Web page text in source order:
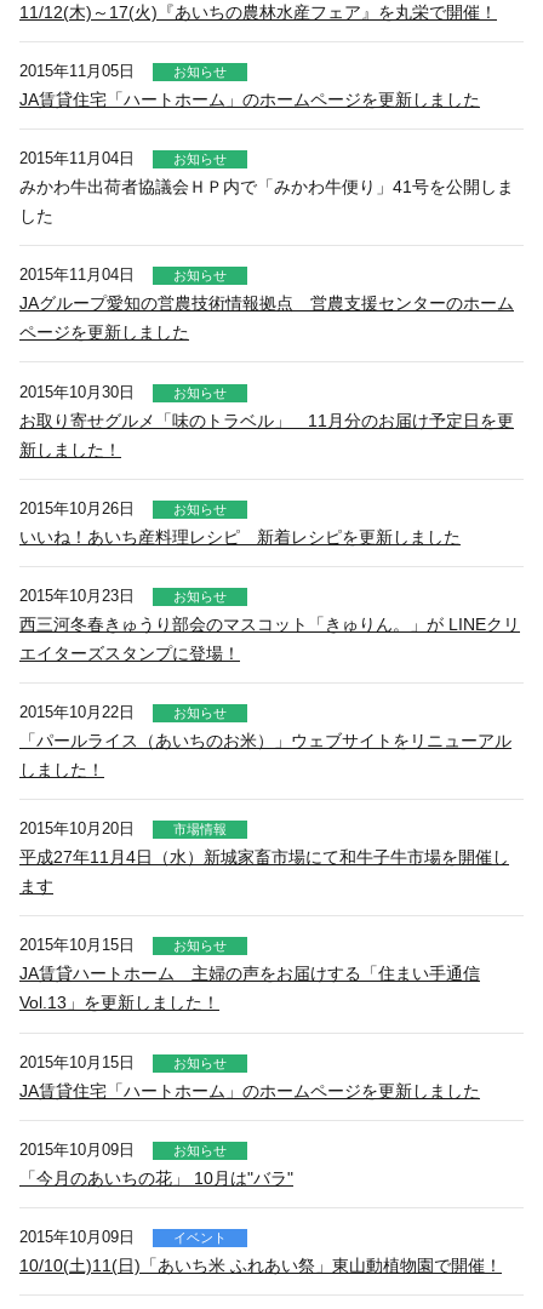
11/12(木)～17(火)『あいちの農林水産フェア』を丸栄で開催！
2015年11月05日 お知らせ
JA賃貸住宅「ハートホーム」のホームページを更新しました
2015年11月04日 お知らせ
みかわ牛出荷者協議会ＨＰ内で「みかわ牛便り」41号を公開しま
した
2015年11月04日 お知らせ
JAグループ愛知の営農技術情報拠点 営農支援センターのホーム
ページを更新しました
2015年10月30日 お知らせ
お取り寄せグルメ「味のトラベル」 11月分のお届け予定日を更
新しました！
2015年10月26日 お知らせ
いいね！あいち産料理レシピ 新着レシピを更新しました
2015年10月23日 お知らせ
西三河冬春きゅうり部会のマスコット「きゅりん。」が LINEクリ
エイターズスタンプに登場！
2015年10月22日 お知らせ
「パールライス（あいちのお米）」ウェブサイトをリニューアル
しました！
2015年10月20日 市場情報
平成27年11月4日（水）新城家畜市場にて和牛子牛市場を開催し
ます
2015年10月15日 お知らせ
JA賃貸ハートホーム 主婦の声をお届けする「住まい手通信
Vol.13」を更新しました！
2015年10月15日 お知らせ
JA賃貸住宅「ハートホーム」のホームページを更新しました
2015年10月09日 お知らせ
「今月のあいちの花」 10月は"バラ"
2015年10月09日 イベント
10/10(土)11(日)「あいち米 ふれあい祭」東山動植物園で開催！